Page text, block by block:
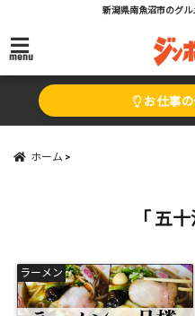
新潟県南魚沼市のグ
menu
お仕事
ホーム
「 五
ラーメン